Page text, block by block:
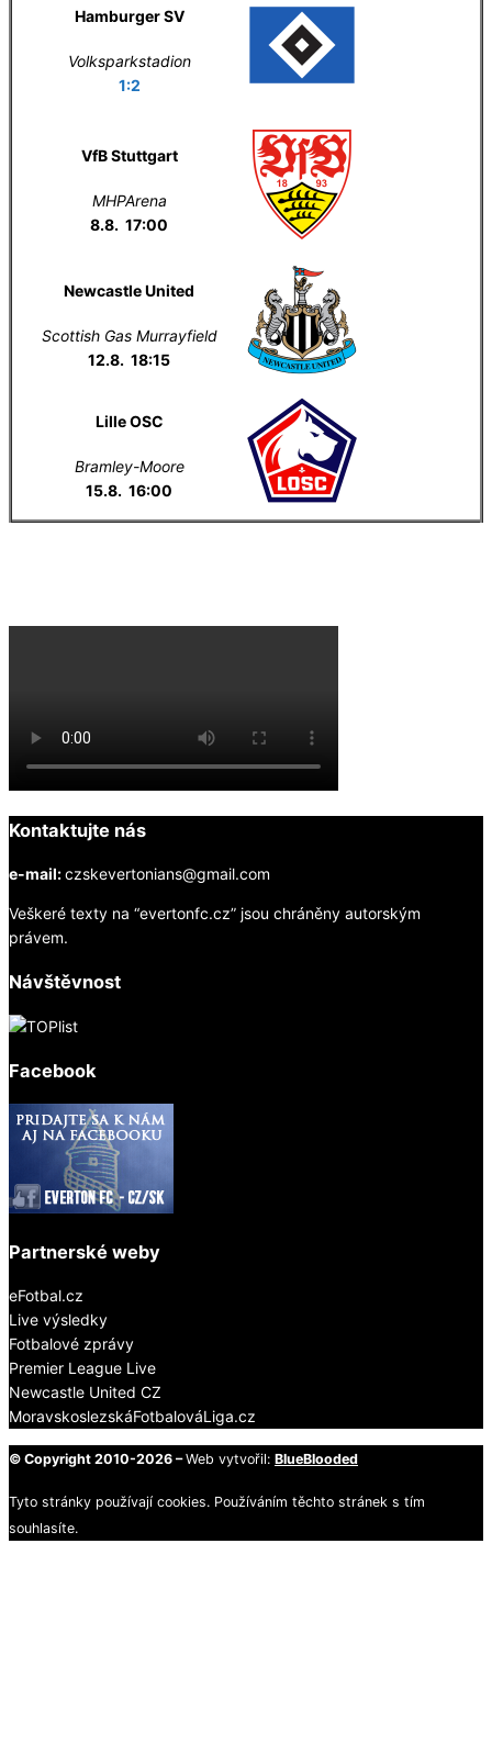
Hamburger SV
Volksparkstadion
1:2
VfB Stuttgart
MHPArena
8.8. 17:00
Newcastle United
Scottish Gas Murrayfield
12.8. 18:15
Lille OSC
Bramley-Moore
15.8. 16:00
Kontaktujte nás
e-mail:czskevertonians@gmail.com
Veškeré texty na “evertonfc.cz” jsou chráněny autorským
právem.
Návštěvnost
Facebook
Partnerské weby
eFotbal.cz
Live výsledky
Fotbalové zprávy
Premier League Live
Newcastle United CZ
MoravskoslezskáFotbalováLiga.cz
© Copyright 2010-2026 – Web vytvořil: BlueBlooded
Tyto stránky používají cookies. Používáním těchto stránek s tím
souhlasíte.